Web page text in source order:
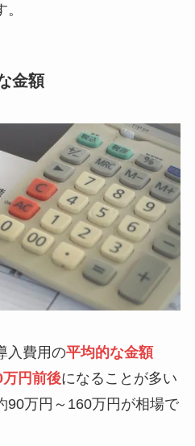
金額
入費用の平均的な金額
円前後になることが多い
90万円～160万円が相場で